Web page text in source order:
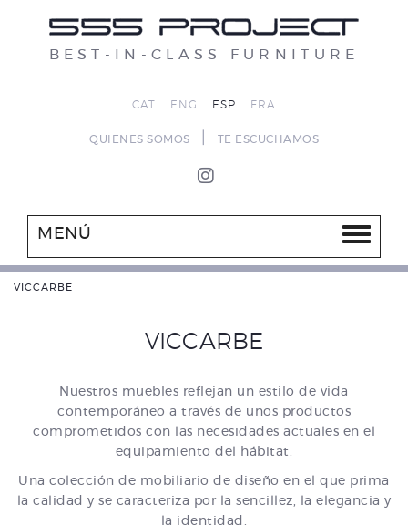
BEST-IN-CLASS FURNITURE
CAT ENG ESP FRA
QUIENES SOMOS TE ESCUCHAMOS
MENÚ
VICCARBE
VICCARBE
Nuestros muebles reflejan un estilo de vida
contemporáneo a través de unos productos
comprometidos con las necesidades actuales en el
equipamiento del hábitat.
Una colección de mobiliario de diseño en el que prima
la calidad y se caracteriza por la sencillez, la elegancia y
la identidad.